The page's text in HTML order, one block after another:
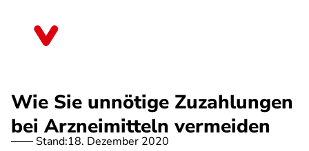
Wie Sie unnötige Zuzahlungen
bei Arzneimitteln vermeiden
Stand:18. Dezember 2020